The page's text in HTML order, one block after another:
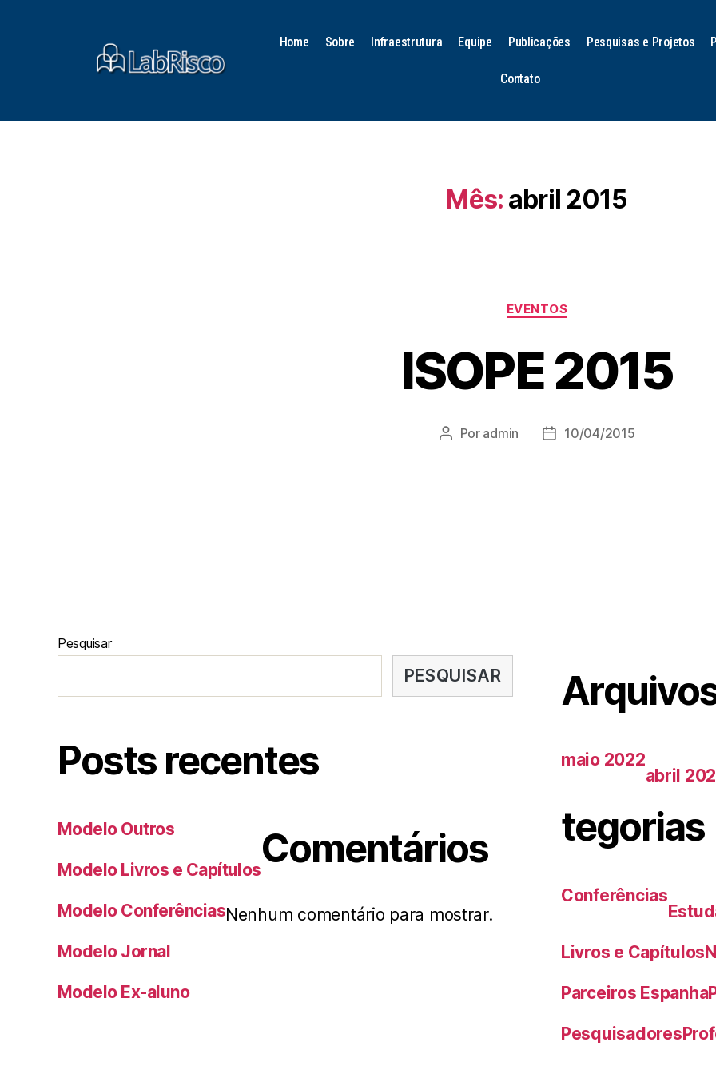
Home Sobre Infraestrutura Equipe Publicações Pesquisas e Projetos
Contato
Mês: abril 2015
EVENTOS
ISOPE 2015
Por admin 10/04/2015
Pesquisar
PESQUISAR
Posts recentes
Modelo Outros
Modelo Livros e Capítulos
Modelo Conferências
Modelo Jornal
Modelo Ex-aluno
Comentários
Nenhum comentário para mostrar.
maio 2022
abril
tegorias
Conferências
Livros e Capítulos
Parceiros Espanha
Pesquisadores